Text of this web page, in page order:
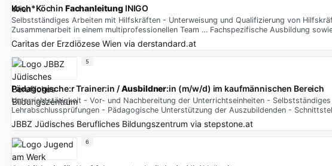
Koch*Köchin Fachanleitung INIGO
Selbstständiges Arbeiten mit Hilfskräften - Unterweisung und Qualifizierung von
Zusammenarbeit in einem multiprofessionellen Team … Fachspezifische Ausbildung
Caritas der Erzdiözese Wienvia derstandard.at
Pädagogische:r Trainer:in /Ausbildner:in (m/w/d) im kaufmännischen Bereich
Unterrichtstätigkeit - Vor- und Nachbereitung der Unterrichtseinheiten -
Lehrabschlussprüfungen - Pädagogische Unterstützung der Auszubildenden -
JBBZ Jüdisches Berufliches Bildungszentrum via stepstone.at
5
6